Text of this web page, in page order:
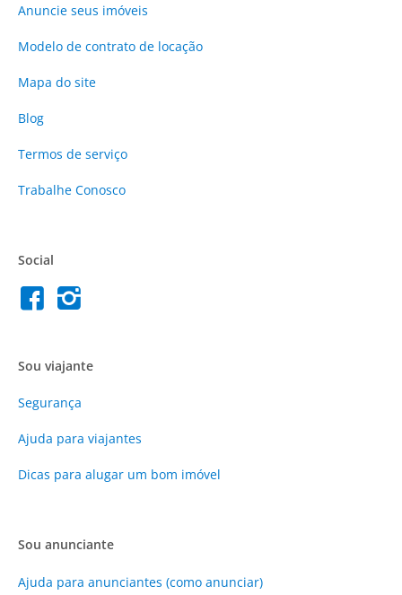
Anuncie seus imóveis
Modelo de contrato de locação
Mapa do site
Blog
Termos de serviço
Trabalhe Conosco
Social
Sou viajante
Segurança
Ajuda para viajantes
Dicas para alugar um bom imóvel
Sou anunciante
Ajuda para anunciantes (como anunciar)